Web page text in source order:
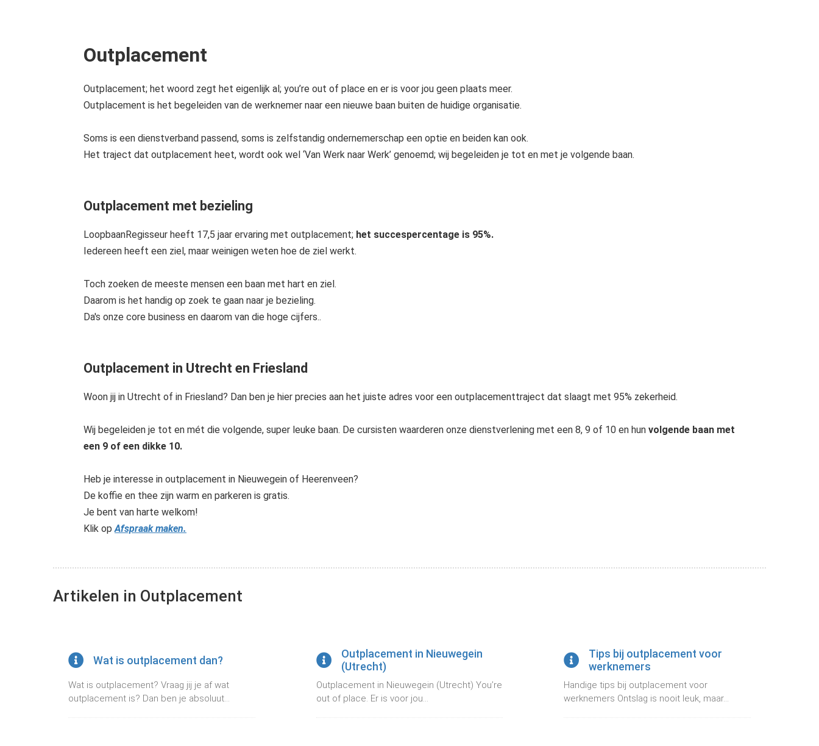
Outplacement
Outplacement; het woord zegt het eigenlijk al; you’re out of place en er is voor jou geen plaats meer.
Outplacement is het begeleiden van de werknemer naar een nieuwe baan buiten de huidige organisatie.
Soms is een dienstverband passend, soms is zelfstandig ondernemerschap een optie en beiden kan ook.
Het traject dat outplacement heet, wordt ook wel ‘Van Werk naar Werk’ genoemd; wij begeleiden je tot en met je volgende baan.
Outplacement met bezieling
LoopbaanRegisseur heeft 17,5 jaar ervaring met outplacement; het succespercentage is 95%.
Iedereen heeft een ziel, maar weinigen weten hoe de ziel werkt.
Toch zoeken de meeste mensen een baan met hart en ziel.
Daarom is het handig op zoek te gaan naar je bezieling.
Da's onze core business en daarom van die hoge cijfers..
Outplacement in Utrecht en Friesland
Woon jij in Utrecht of in Friesland? Dan ben je hier precies aan het juiste adres voor een outplacementtraject dat slaagt met 95% zekerheid.
Wij begeleiden je tot en mét die volgende, super leuke baan. De cursisten waarderen onze dienstverlening met een 8, 9 of 10 en hun volgende baan met
een 9 of een dikke 10.
Heb je interesse in outplacement in Nieuwegein of Heerenveen?
De koffie en thee zijn warm en parkeren is gratis.
Je bent van harte welkom!
Klik opAfspraak maken.
Artikelen in Outplacement
Wat is outplacement dan?
Wat is outplacement? Vraag jij je af wat
outplacement is? Dan ben je absoluut...
Outplacement in Nieuwegein
(Utrecht)
Outplacement in Nieuwegein (Utrecht) You’re
out of place. Er is voor jou...
Tips bij outplacement voor
werknemers
Handige tips bij outplacement voor
werknemers Ontslag is nooit leuk, maar...